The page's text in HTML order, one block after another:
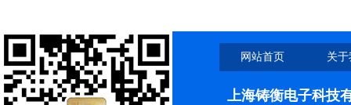
网站首页 关
上海铸衡电子科技